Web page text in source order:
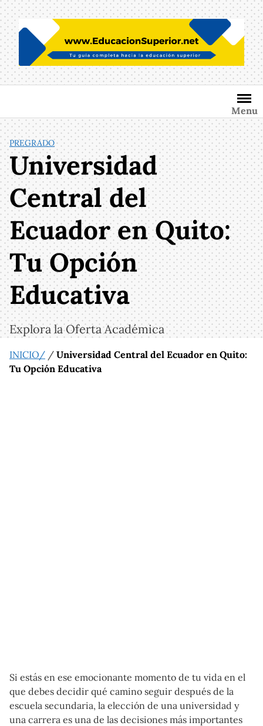
Saltar
al
contenido
Menu
PREGRADO
Universidad
Central del
Ecuador en Quito:
Tu Opción
Educativa
Explora la Oferta Académica
INICIO/ / Universidad Central del Ecuador en Quito:
Tu Opción Educativa
Si estás en ese emocionante momento de tu vida en el
que debes decidir qué camino seguir después de la
escuela secundaria, la elección de una universidad y
una carrera es una de las decisiones más importantes